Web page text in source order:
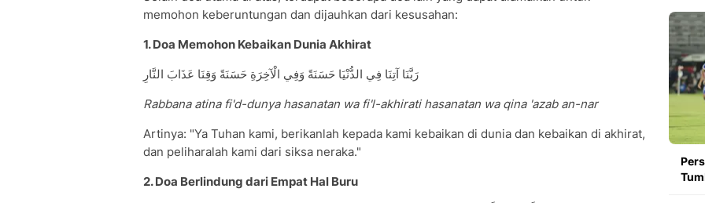
memohon keberuntungan dan dijauhkan dari kesusahan:
1. Doa Memohon Kebaikan Dunia Akhirat
رَبَّنَا آتِنَا فِي الدُّنْيَا حَسَنَةً وَفِي الْآخِرَةِ حَسَنَةً وَقِنَا عَذَابَ النَّارِ
Rabbana atina fi'd-dunya hasanatan wa fi'l-akhirati hasanatan wa qina 'azab an-nar
Artinya: "Ya Tuhan kami, berikanlah kepada kami kebaikan di dunia dan kebaikan di akhirat,
dan peliharalah kami dari siksa neraka."
2. Doa Berlindung dari Empat Hal Buru